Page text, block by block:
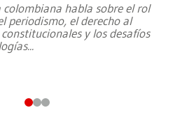
colombiana habla sobre el rol
periodismo, el derecho al
y los desafíos
...